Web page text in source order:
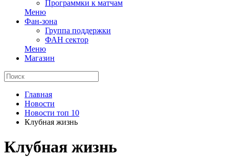
Программки к матчам
Меню
Фан-зона
Группа поддержки
ФАН сектор
Меню
Магазин
Главная
Новости
Новости топ 10
Клубная жизнь
Клубная жизнь